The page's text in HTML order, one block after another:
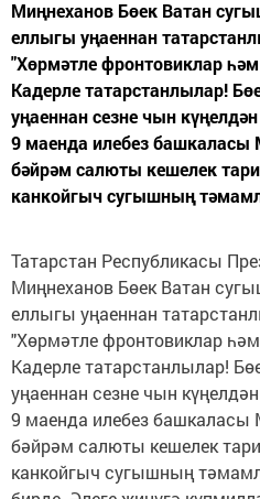
Миңнеханов Бөек Ватан
еллыгы уңаеннан
"Хөрмәтле фронтовиклар
Кадерле татарстанлылар!
уңаеннан сезне чын
9 маенда илебез башкаласы
бәйрәм салюты кешелек
канкойгыч сугышның
Татарстан Республикасы
Миңнеханов Бөек Ватан
еллыгы уңаеннан
"Хөрмәтле фронтовиклар
Кадерле татарстанлылар!
уңаеннан сезне чын
9 маенда илебез башкаласы
бәйрәм салюты кешелек
канкойгыч сугышның